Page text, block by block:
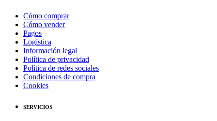
Cómo comprar
Cómo vender
Pagos
Logística
Información legal
Política de privacidad
Política de redes sociales
Condiciones de compra
Cookies
SERVICIOS